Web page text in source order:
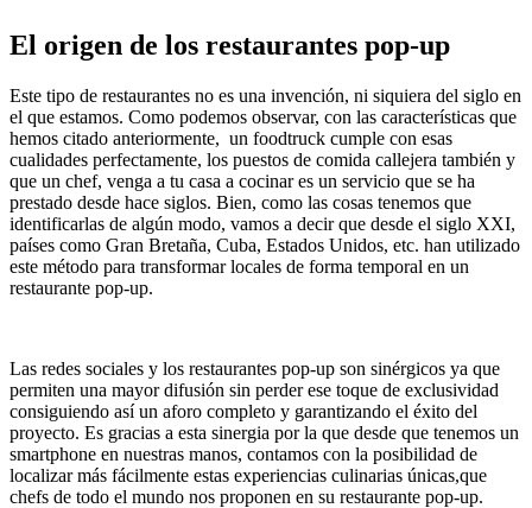
El origen de los restaurantes pop-up
Este tipo de restaurantes no es una invención, ni siquiera del siglo en
el que estamos. Como podemos observar, con las características que
hemos citado anteriormente, un foodtruck cumple con esas
cualidades perfectamente, los puestos de comida callejera también y
que un chef, venga a tu casa a cocinar es un servicio que se ha
prestado desde hace siglos. Bien, como las cosas tenemos que
identificarlas de algún modo, vamos a decir que desde el siglo XXI,
países como Gran Bretaña, Cuba, Estados Unidos, etc. han utilizado
este método para transformar locales de forma temporal en un
restaurante pop-up.
Las redes sociales y los restaurantes pop-up son sinérgicos ya que
permiten una mayor difusión sin perder ese toque de exclusividad
consiguiendo así un aforo completo y garantizando el éxito del
proyecto. Es gracias a esta sinergia por la que desde que tenemos un
smartphone en nuestras manos, contamos con la posibilidad de
localizar más fácilmente estas experiencias culinarias únicas,que
chefs de todo el mundo nos proponen en su restaurante pop-up.